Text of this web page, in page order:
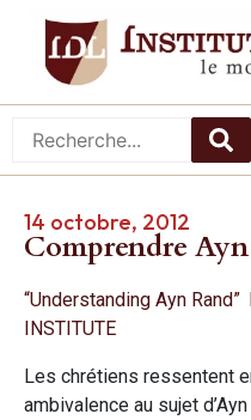
14 octobre, 2012
Comprendre
“Understanding Ayn
INSTITUTE
Les chrétiens ressentent
ambivalence au sujet